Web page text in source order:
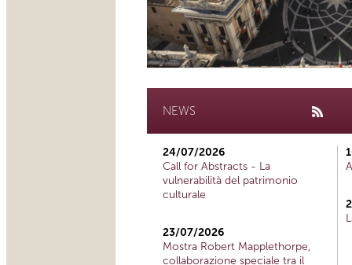
NEWS
24/07/2026
Call for Abstracts - La
vulnerabilità del patrimonio
culturale
23/07/2026
Mostra Robert Mapplethorpe,
collaborazione speciale tra il